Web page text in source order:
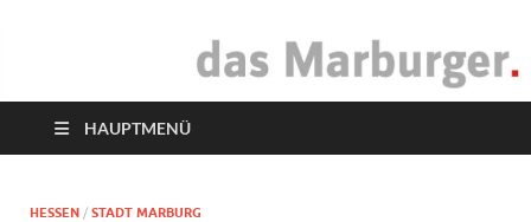
das Marburger.
HAUPTMENÜ
HESSEN / STADT MARBURG